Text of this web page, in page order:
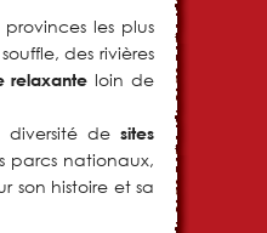
les plus
des rivières
relaxante loin de
diversité desites
parcs nationaux,
son histoire et sa